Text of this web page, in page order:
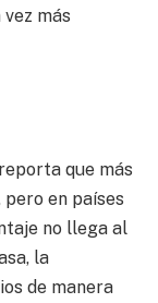
más
que más
en países
no llega al
la
de manera